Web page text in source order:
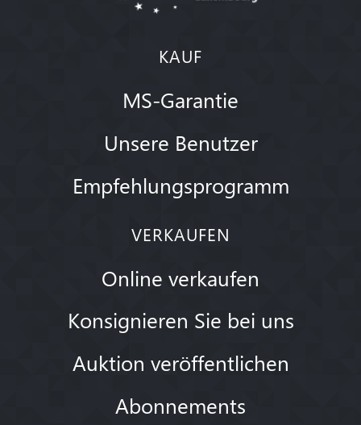
KAUF
MS-Garantie
Unsere Benutzer
Empfehlungsprogramm
VERKAUFEN
Online verkaufen
Konsignieren Sie bei uns
Auktion veröffentlichen
Abonnements